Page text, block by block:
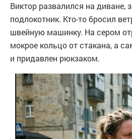
Виктор развалился на диване,
подлокотник. Кто-то бросил
швейную машинку. На сером
мокрое кольцо от стакана, а
и придавлен рюкзаком.